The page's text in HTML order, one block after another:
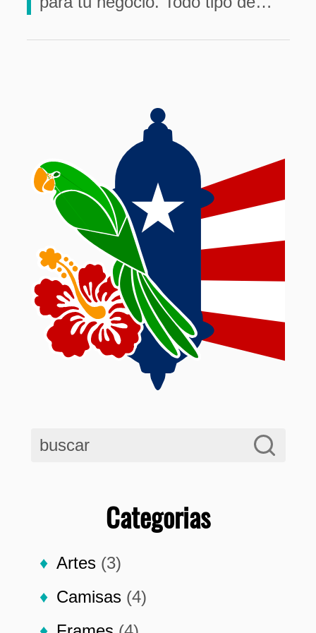
Categorias
Artes(3)
Camisas(4)